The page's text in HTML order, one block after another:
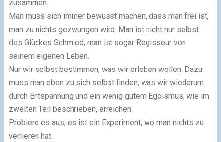
zusammen.
Man muss sich immer bewusst machen, dass man frei ist,
man zu nichts gezwungen wird. Man ist nicht nur selbst
des Glückes Schmied, man ist sogar Regisseur von
seinem eigenen Leben.
Nur wir selbst bestimmen, was wir erleben wollen. Dazu
muss man eben zu sich selbst finden, was wir wiederum
durch Entspannung und ein wenig gutem Egoismus, wie im
zweiten Teil beschrieben, erreichen.
Probiere es aus, es ist ein Experiment, wo man nichts zu
verlieren hat.